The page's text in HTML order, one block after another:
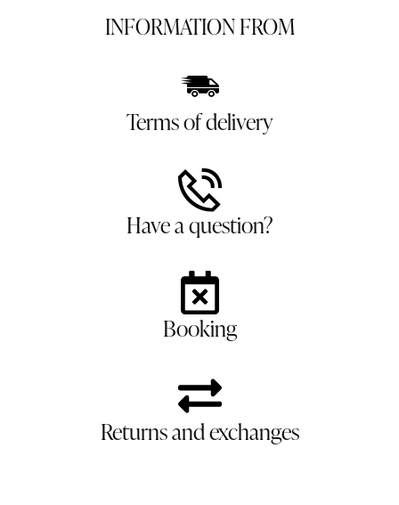
INFORMATION FROM
Terms of delivery
Have a question?
Booking
Returns and exchanges